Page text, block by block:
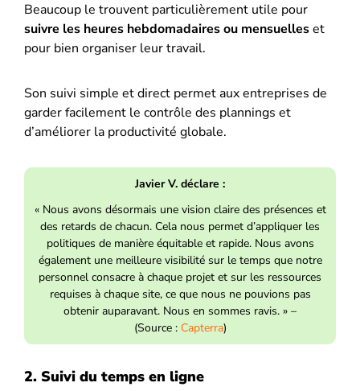
Beaucoup le trouvent particulièrement utile pour
suivre les heures hebdomadaires ou mensuelleset
pour bien organiser leur travail.
Son suivi simple et direct permet aux entreprises de
garder facilement le contrôle des plannings et
d’améliorer la productivité globale.
Javier V. déclare :
« Nous avons désormais une vision claire des présences et
des retards de chacun. Cela nous permet d’appliquer les
politiques de manière équitable et rapide. Nous avons
également une meilleure visibilité sur le temps que notre
personnel consacre à chaque projet et sur les ressources
requises à chaque site, ce que nous ne pouvions pas
obtenir auparavant. Nous en sommes ravis. » –
(Source : Capterra)
2. Suivi du temps en ligne